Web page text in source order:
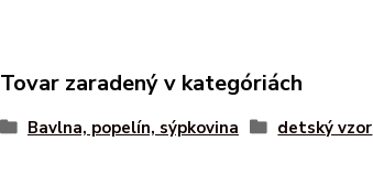
Tovar zaradený v kategóriách
Bavlna, popelín, sýpkovina detský vzor